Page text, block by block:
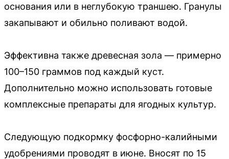
основания или в неглубокую траншею. Гранулы
закапывают и обильно поливают водой.
Эффективна также древесная зола — примерно
100–150 граммов под каждый куст.
Дополнительно можно использовать готовые
комплексные препараты для ягодных культур.
Следующую подкормку фосфорно-калийными
удобрениями проводят в июне. Вносят по 15